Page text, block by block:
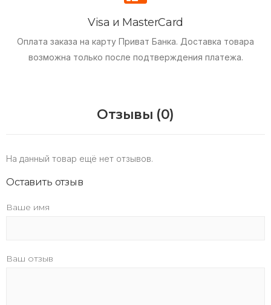
Visa и MasterCard
Оплата заказа на карту Приват Банка. Доставка товара
возможна только после подтверждения платежа.
Отзывы (0)
На данный товар ещё нет отзывов.
Оставить отзыв
Ваше имя
Ваш отзыв